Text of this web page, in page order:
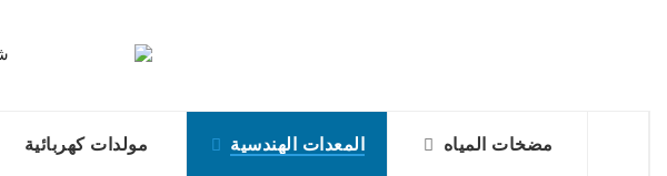
مضخات المياه المعدات الهندسية مولدات كهربائية